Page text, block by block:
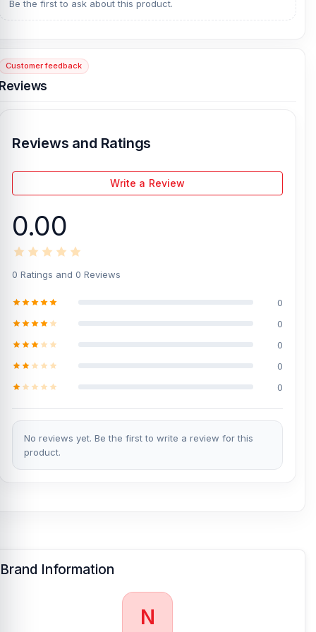
original brand product and receive customer support from our
technicians at Nur Telecom. Our shop address isShop No.
vc_column][/vc_row]
Be the first to ask about this product.
Customer feedback
Reviews and Ratings
Write a Review
0.00
0 Ratings and 0 Reviews
0
0
0
0
0
No reviews yet. Be the first to write a review for this
product.
Brand Information
N